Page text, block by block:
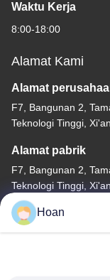
Waktu Kerja
8:00-18:00
Alamat Kami
Alamat
F7, Bangunan 2,
Teknologi Tinggi, Xi'an
Alamat pabrik
F7, Bangunan 2,
Teknologi Tinggi, Xi'an
Telp
86--18740357801
Hoan